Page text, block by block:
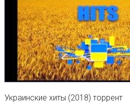
Украинские хиты (2018) торрент